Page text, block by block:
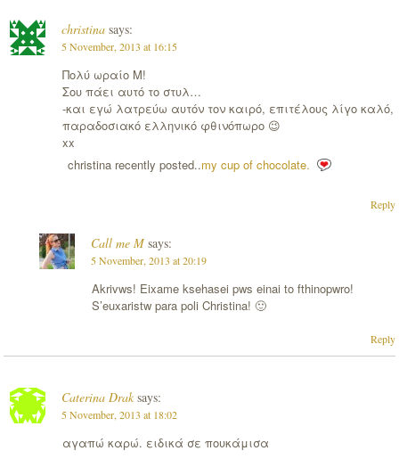
christina says:
5 November, 2013 at 16:15
Πολύ ωραίο M!
Σου πάει αυτό το στυλ…
-και εγώ λατρεύω αυτόν τον καιρό, επιτέλους λίγο καλό,
παραδοσιακό ελληνικό φθινόπωρο 😉
xx
christina recently posted..my cup of chocolate.
Reply
Call me M says:
5 November, 2013 at 20:19
Akrivws! Eixame ksehasei pws einai to fthinopwro!
S’euxaristw para poli Christina! 🙂
Reply
Caterina Drak says:
5 November, 2013 at 18:02
αγαπώ καρώ. ειδικά σε πουκάμισα